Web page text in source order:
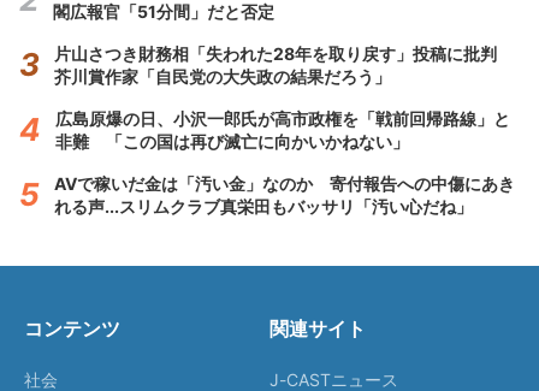
閣広報官「51分間」だと否定
片山さつき財務相「失われた28年を取り戻す」投稿に批判
芥川賞作家「自民党の大失政の結果だろう」
広島原爆の日、小沢一郎氏が高市政権を「戦前回帰路線」と
非難 「この国は再び滅亡に向かいかねない」
AVで稼いだ金は「汚い金」なのか 寄付報告への中傷にあき
れる声...スリムクラブ真栄田もバッサリ「汚い心だね」
コンテンツ
社会
関連サイト
J-CASTニュース